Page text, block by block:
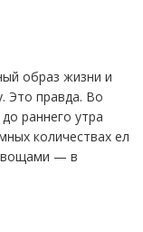
образ жизни и
Это правда. Во
раннего утра
количествах ел
— в